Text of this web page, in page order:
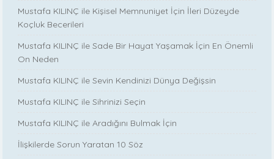
Mustafa KILINÇ ile Kişisel Memnuniyet İçin İleri Düzeyde
Koçluk Becerileri
Mustafa KILINÇ ile Sade Bir Hayat Yaşamak İçin En Önemli
On Neden
Mustafa KILINÇ ile Sevin Kendinizi Dünya Değişsin
Mustafa KILINÇ ile Sihrinizi Seçin
Mustafa KILINÇ ile Aradığını Bulmak İçin
İlişkilerde Sorun Yaratan 10 Söz